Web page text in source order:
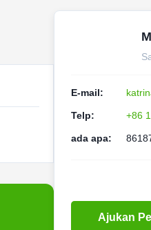
E-mail:
Telp: +86
ada apa:
Ajukan